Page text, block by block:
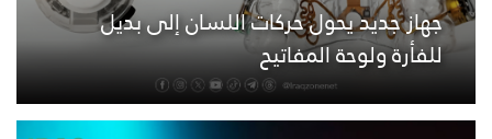
جهاز جديد يحول حركات اللسان إلى بديل
للفأرة ولوحة المفاتيح